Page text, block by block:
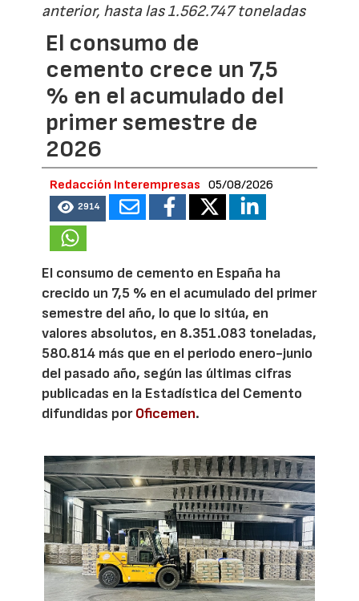
anterior, hasta las 1.562.747 toneladas
El consumo de
cemento crece un 7,5
% en el acumulado del
primer semestre de
2026
Redacción Interempresas 05/08/2026
2914
El consumo de cemento en España ha
crecido un 7,5 % en el acumulado del primer
semestre del año, lo que lo sitúa, en
valores absolutos, en 8.351.083 toneladas,
580.814 más que en el periodo enero-junio
del pasado año, según las últimas cifras
publicadas en la Estadística del Cemento
difundidas porOficemen.